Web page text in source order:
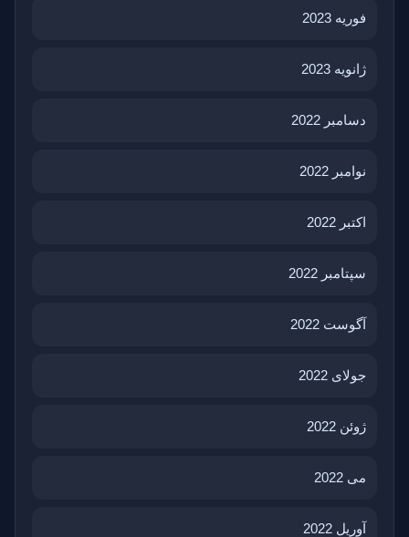
فوریه 2023
ژانویه 2023
دسامبر 2022
نوامبر 2022
اکتبر 2022
سپتامبر 2022
آگوست 2022
جولای 2022
ژوئن 2022
می 2022
آوریل 2022